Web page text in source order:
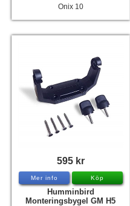
Onix 10
595 kr
Mer info Köp
Humminbird
Monteringsbygel GM H5